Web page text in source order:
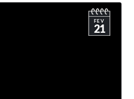
FEV
21